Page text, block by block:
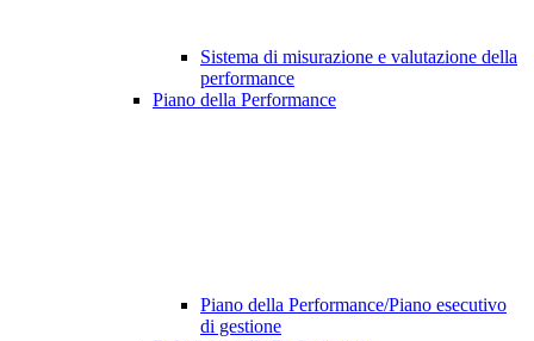
Sistema di misurazione e valutazione della
performance
Piano della Performance
Piano della Performance/Piano esecutivo
di gestione